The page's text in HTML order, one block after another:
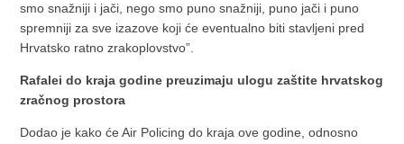
smo snažniji i jači, nego smo puno snažniji, puno jači i puno
spremniji za sve izazove koji će eventualno biti stavljeni pred
Hrvatsko ratno zrakoplovstvo”.
Rafalei do kraja godine preuzimaju ulogu zaštite hrvatskog
zračnog prostora
Dodao je kako će Air Policing do kraja ove godine, odnosno